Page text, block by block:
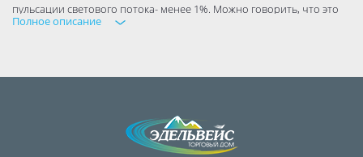
пульсации светового потока- менее 1%. Можно говорить, что это
лампы «без мерцания», так как даже самые жесткие нормативы
В отличие от компактных люминесцентных ламп, светодиодные
им не требуется время на разогрев.
Рекомендуются к использованию в подвесных потолках и
Полное описание